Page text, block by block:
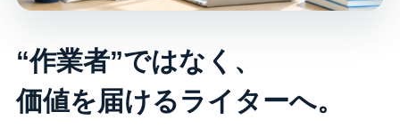
“作業者”ではなく、
価値を届けるライターへ。